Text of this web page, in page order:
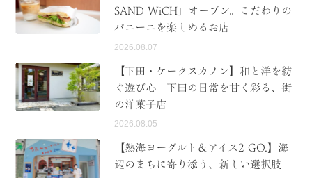
SAND WiCH」オープン。こだわりの
パニーニを楽しめるお店
2026.08.07
【下田・ケークスカノン】和と洋を紡
ぐ遊び心。下田の日常を甘く彩る、街
の洋菓子店
2026.08.05
【熱海ヨーグルト＆アイス2 GO.】海
辺のまちに寄り添う、新しい選択肢